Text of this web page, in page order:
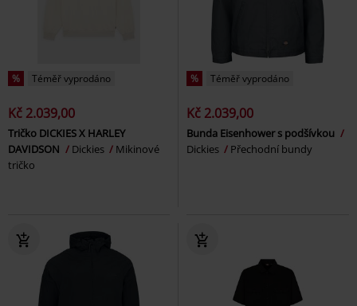
% Téměř vyprodáno
Kč 2.039,00
Tričko DICKIES X HARLEY
DAVIDSON
Dickies
Mikinové
tričko
% Téměř vyprodáno
Kč 2.039,00
Bunda Eisenhower s podšívkou
Dickies
Přechodní bundy